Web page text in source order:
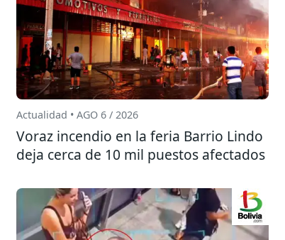
Actualidad • AGO 6 / 2026
Voraz incendio en la feria Barrio Lindo
deja cerca de 10 mil puestos afectados